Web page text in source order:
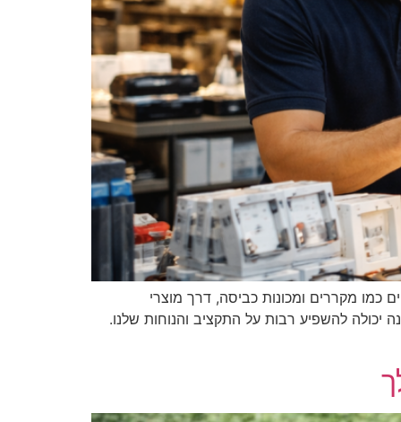
כמו מקררים ומכונות כביסה, דרך מוצרי
יכולה להשפיע רבות על התקציב והנוחות שלנו.